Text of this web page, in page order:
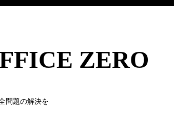
ZERO
問題の解決を